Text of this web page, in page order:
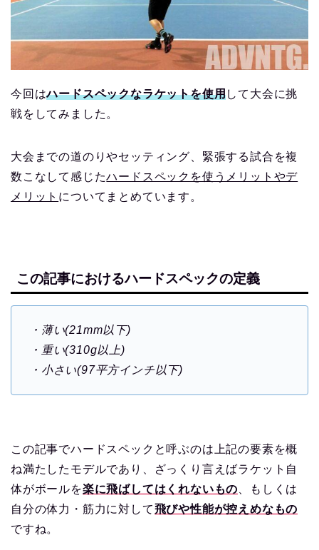
今回はハードスペックなラケットを使用して大会に挑
戦をしてみました。
大会までの道のりやセッティング、緊張する試合を複
数こなして感じたハードスペックを使うメリットやデ
メリット についてまとめています。
この記事におけるハードスペックの定義
・薄い(21mm以下)
・重い(310g以上)
・小さい(97平方インチ以下)
この記事でハードスペックと呼ぶのは上記の要素を概
ね満たしたモデルであり、ざっくり言えばラケット自
体がボールを楽に飛ばしてはくれないもの 、もしくは
自分の体力・筋力に対して飛びや性能が控えめなもの
ですね。